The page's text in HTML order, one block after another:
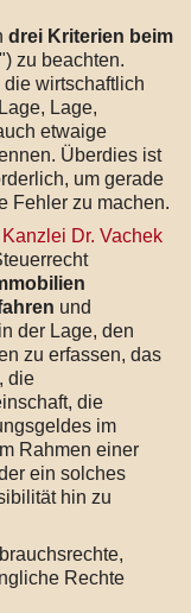
drei Kriterien beim
zu beachten.
wirtschaftlich
Lage,
etwaige
Überdies ist
um gerade
Fehler zu machen.
Kanzlei Dr. Vachek
und
der Lage, den
zu erfassen, das
, die
die
im
Rahmen einer
ein solches
hin zu
Rechte